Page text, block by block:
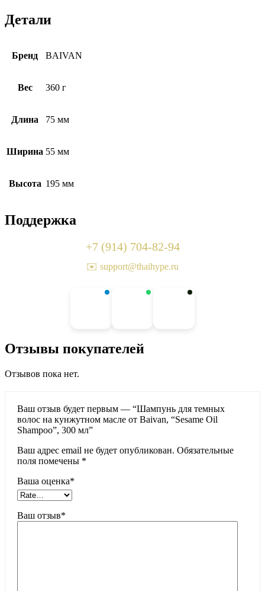
Детали
Бренд BAIVAN
Вес 360 г
Длина 75 мм
Ширина 55 мм
Высота 195 мм
Поддержка
+7 (914) 704-82-94
✉️ support@thaihype.ru
Отзывы покупателей
Отзывов пока нет.
Ваш отзыв будет первым — “Шампунь для темных
волос на кунжутном масле от Baivan, “Sesame Oil
Shampoo”, 300 мл”
Ваш адрес email не будет опубликован. Обязательные
поля помечены *
Ваша оценка*
Ваш отзыв*